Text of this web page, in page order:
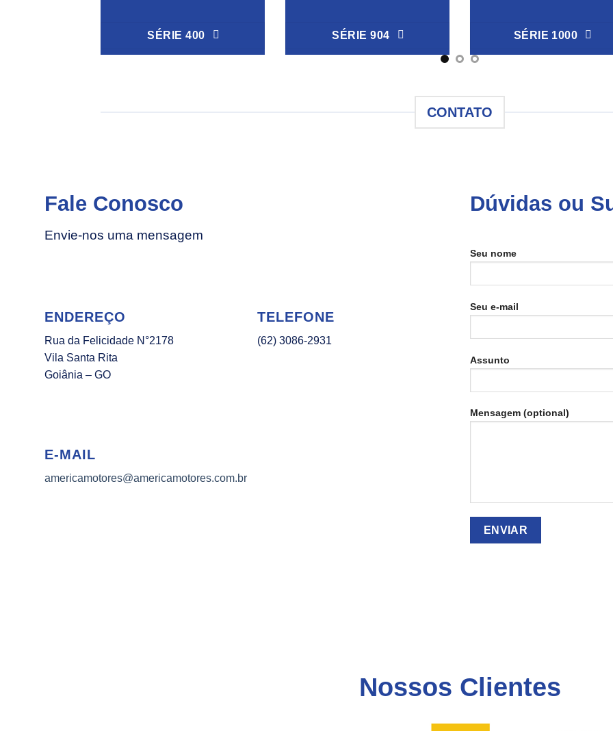
SÉRIE 400 SÉRIE 904 SÉRIE 1000
CONTATO
Fale Conosco
Envie-nos uma mensagem
ENDEREÇO
Rua da Felicidade N°2178
Vila Santa Rita
Goiânia – GO
TELEFONE
(62) 3086-2931
E-MAIL
americamotores@americamotores.com.br
Dúvidas ou
Seu nome
Seu e-mail
Assunto
Mensagem (optional)
Nossos Clientes